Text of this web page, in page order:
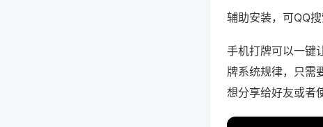
辅助安装，可QQ
手机打牌可以一键
牌系统规律，只需
想分享给好友或者